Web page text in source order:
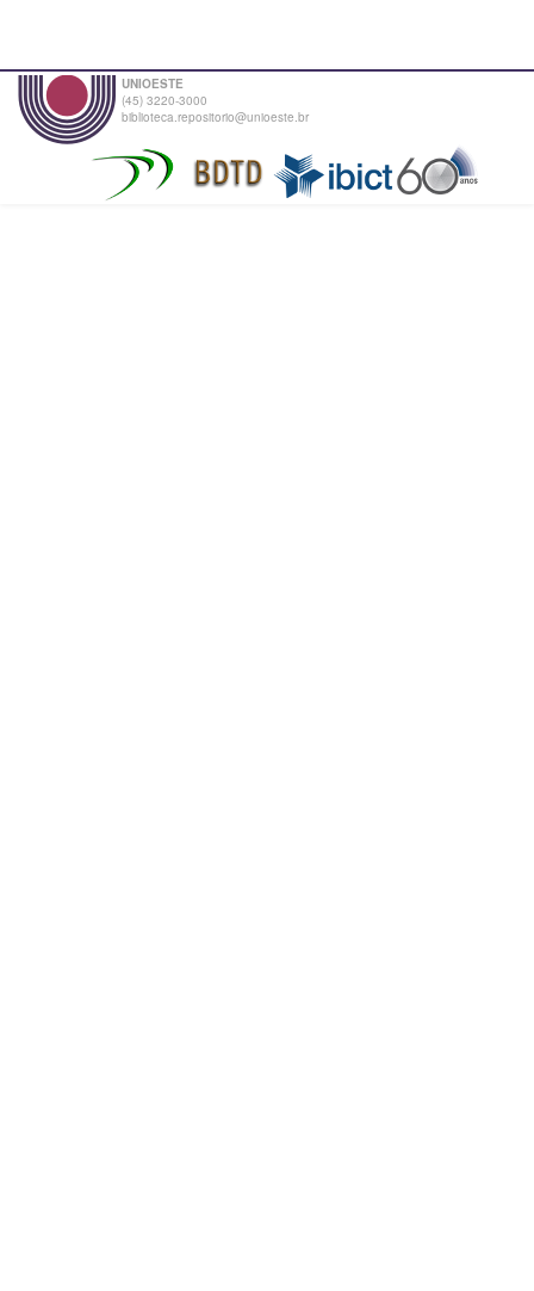
UNIOESTE
(45) 3220-3000
biblioteca.repositorio@unioeste.br